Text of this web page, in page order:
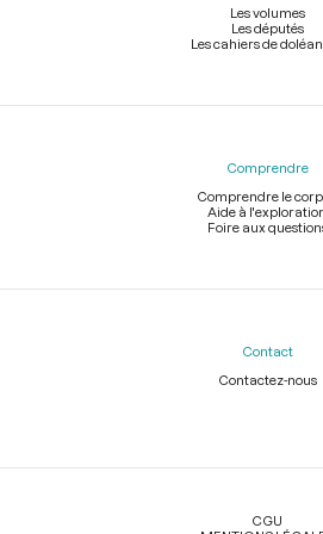
Les volumes
Les députés
Les cahiers de
Comprendre
Comprendre le
Aide à
Foire aux
Contact
Contactez-nous
Légal
CGU